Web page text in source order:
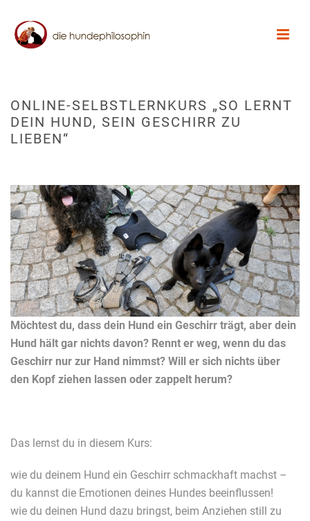
ONLINE-SELBSTLERNKURS „SO LERNT
DEIN HUND, SEIN GESCHIRR ZU
LIEBEN“
Möchtest du, dass dein Hund ein Geschirr trägt, aber dein
Hund hält gar nichts davon? Rennt er weg, wenn du das
Geschirr nur zur Hand nimmst? Will er sich nichts über
den Kopf ziehen lassen oder zappelt herum?
Das lernst du in diesem Kurs:
wie du deinem Hund ein Geschirr schmackhaft machst –
du kannst die Emotionen deines Hundes beeinflussen!
wie du deinen Hund dazu bringst, beim Anziehen still zu